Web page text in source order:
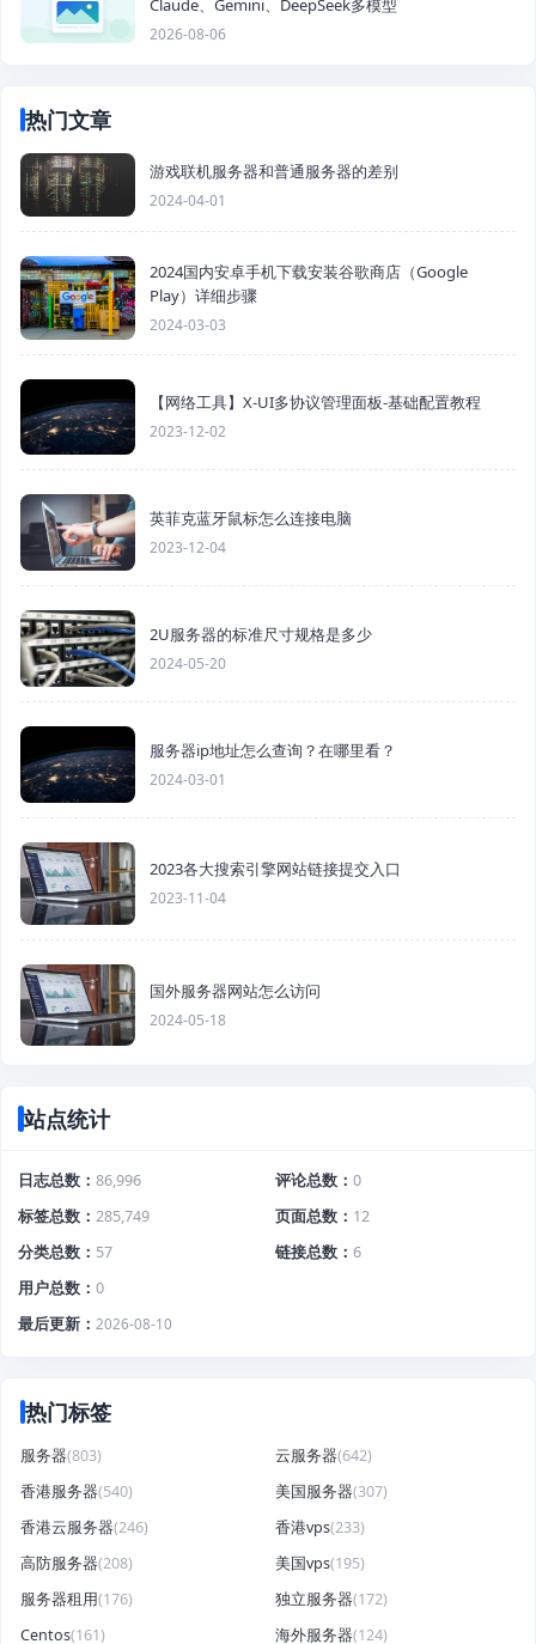
Claude、Gemini、DeepSeek多模型
2026-08-06
热门文章
游戏联机服务器和普通服务器的差别
2024-04-01
2024国内安卓手机下载安装谷歌商店（Google
Play）详细步骤
2024-03-03
【网络工具】X-UI多协议管理面板-基础配置教程
2023-12-02
英菲克蓝牙鼠标怎么连接电脑
2023-12-04
2U服务器的标准尺寸规格是多少
2024-05-20
服务器ip地址怎么查询？在哪里看？
2024-03-01
2023各大搜索引擎网站链接提交入口
2023-11-04
国外服务器网站怎么访问
2024-05-18
站点统计
日志总数 86,996 评论总数
0
标签总数
285,749 页面总数
12
分类总数
57 链接总数
6
用户总数
0
最后更新
2026-08-10
热门标签
服务器(803) 云服务器(642)
香港服务器(540) 美国服务器(307)
香港云服务器(246) 香港vps(233)
高防服务器(208) 美国vps(195)
服务器租用(176) 独立服务器(172)
Centos(161) 海外服务器(124)